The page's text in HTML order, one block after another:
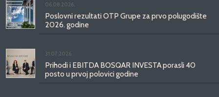
06.08.2026.
Poslovni rezultati OTP Grupe za prvo polugodište
2026. godine
31.07.2026.
Prihodi i EBITDA BOSQAR INVESTA porasli 40
posto u prvoj polovici godine